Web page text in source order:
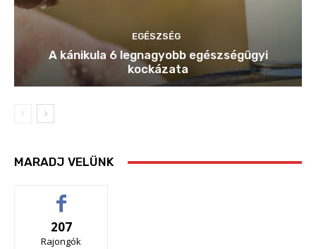
EGÉSZSÉG
A kánikula 6 legnagyobb egészségügyi
kockázata
MARADJ VELÜNK
207
Rajongók